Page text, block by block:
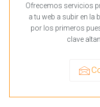
Ofrecemos servicios
a tu web a subir en la
por los primeros
clave